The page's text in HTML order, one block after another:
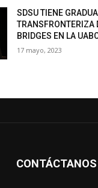
SDSU TIENE
TRANSFRONTERIZA
BRIDGES EN LA
17 mayo, 2023
CONTÁCTANOS